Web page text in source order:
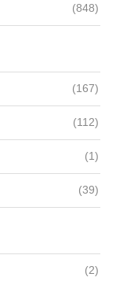
(848)
(167)
(112)
(1)
(39)
(2)